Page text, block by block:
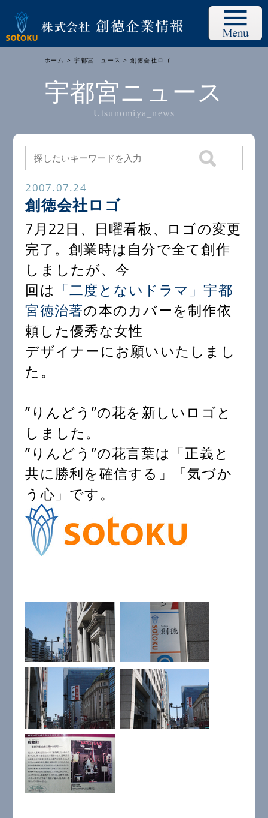
ホーム >宇都宮ニュース > 創徳会社ロゴ
宇都宮ニュース
Utsunomiya_news
2007.07.24
創徳会社ロゴ
7月22日、日曜看板、ロゴの変更
完了。創業時は自分で全て創作
しましたが、今
回は 「二度とないドラマ」宇都
宮徳治著の本のカバーを制作依
頼した優秀な女性
デザイナーにお願いいたしまし
た。
”りんどう”の花を新しいロゴと
しました。
”りんどう”の花言葉は「正義と
共に勝利を確信する」「気づか
う心」です。